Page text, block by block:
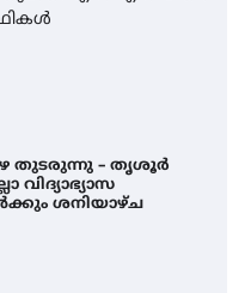
തുടരുന്നു – തൃശൂർ
വിദ്യാഭ്യാസ
ശനിയാഴ്ച